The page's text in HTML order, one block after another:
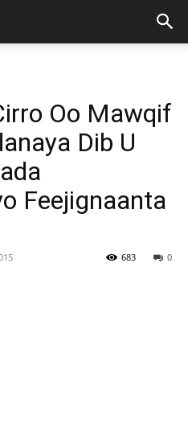
Oo Mawqif
Dib U
Feejignaanta
0
683